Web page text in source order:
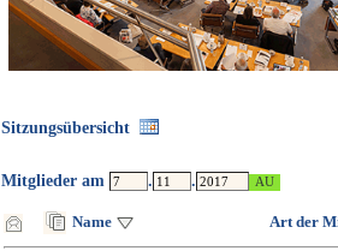
Sitzungsübersicht
Mitglieder am . .
Name Art der